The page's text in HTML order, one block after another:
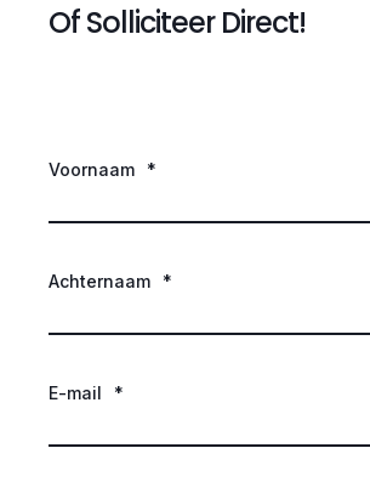
Of Solliciteer Direct!
Voornaam *
Achternaam *
E-mail *